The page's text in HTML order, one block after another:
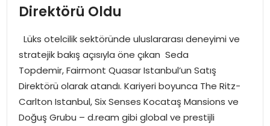
EĞITIM
SPOR
EKONOMI
MAGAZIN
Direktörü Oldu
Lüks otelcilik sektöründe uluslararası deneyimi ve
stratejik bakış açısıyla öne çıkan Seda
Topdemir, Fairmont Quasar Istanbul’un Satış
Direktörü olarak atandı. Kariyeri boyunca The Ritz-
Carlton Istanbul, Six Senses Kocataş Mansions ve
Doğuş Grubu – d.ream gibi global ve prestijli